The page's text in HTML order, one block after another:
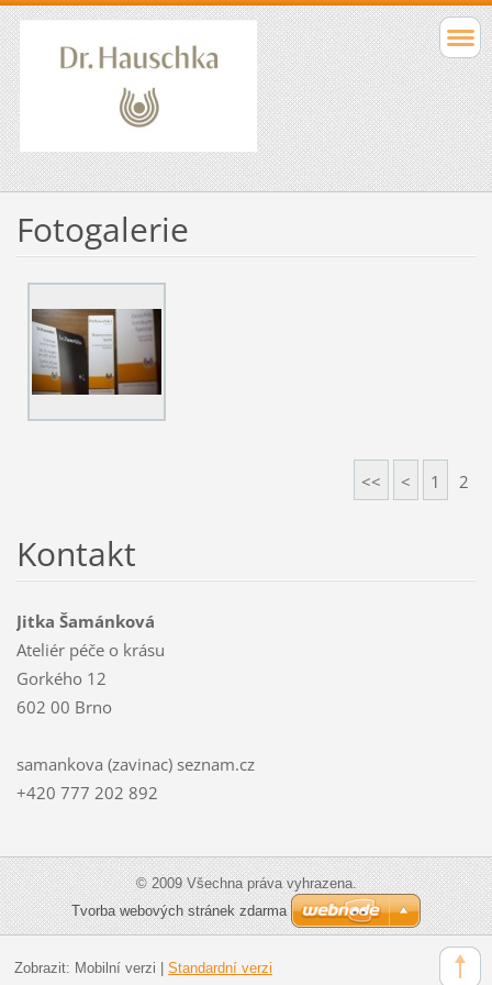
Fotogalerie
<< < 1 2
Kontakt
Jitka Šamánková
Ateliér péče o krásu
Gorkého 12
602 00 Brno
samankova (zavinac) seznam.cz
+420 777 202 892
© 2009 Všechna práva vyhrazena.
Tvorba webových stránek zdarma
Zobrazit: Mobilní verzi Standardní verzi